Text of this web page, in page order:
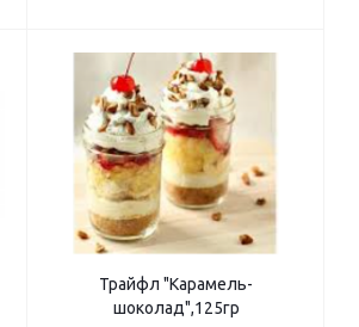
Трайфл "Карамель-
шоколад",125гр